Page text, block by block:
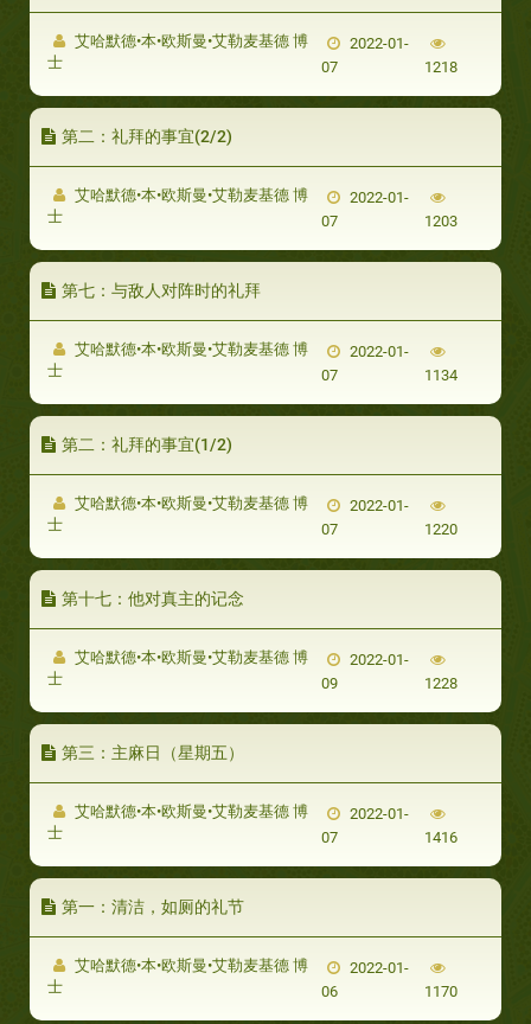
艾哈默德•本•欧斯曼•艾勒麦基德 博
士
2022-01-
07
1218
第二：礼拜的事宜(2/2)
艾哈默德•本•欧斯曼•艾勒麦基德 博
士
2022-01-
07
1203
第七：与敌人对阵时的礼拜
艾哈默德•本•欧斯曼•艾勒麦基德 博
士
2022-01-
07
1134
第二：礼拜的事宜(1/2)
艾哈默德•本•欧斯曼•艾勒麦基德 博
士
2022-01-
07
1220
第十七：他对真主的记念
艾哈默德•本•欧斯曼•艾勒麦基德 博
士
2022-01-
09
1228
第三：主麻日（星期五）
艾哈默德•本•欧斯曼•艾勒麦基德 博
士
2022-01-
07
1416
第一：清洁，如厕的礼节
艾哈默德•本•欧斯曼•艾勒麦基德 博
士
2022-01-
06
1170